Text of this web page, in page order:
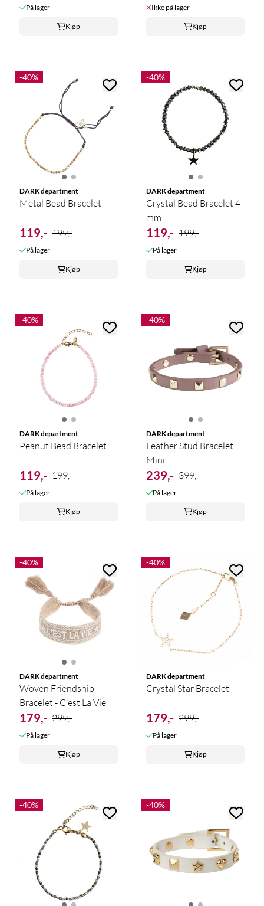
På lager
Kjøp
Ikke på lager
Kjøp
-40%
DARK department
Metal Bead Bracelet
119,- 199,-
På lager
Kjøp
-40%
DARK department
Crystal Bead Bracelet 4
mm
119,- 199,-
På lager
Kjøp
-40%
DARK department
Peanut Bead Bracelet
119,- 199,-
På lager
Kjøp
-40%
DARK department
Leather Stud Bracelet
Mini
239,- 399,-
På lager
Kjøp
-40%
DARK department
Woven Friendship
Bracelet - C'est La Vie
179,- 299,-
På lager
Kjøp
-40%
DARK department
Crystal Star Bracelet
179,- 299,-
På lager
Kjøp
-40% -40%